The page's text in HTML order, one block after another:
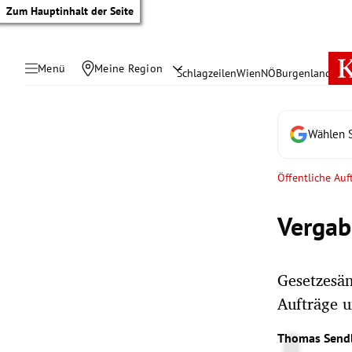
Zum Hauptinhalt der Seite
Menü Meine Region SchlagzeilenWienNÖBurgenland
Wählen
Öffentliche
Aufträge
Thomas